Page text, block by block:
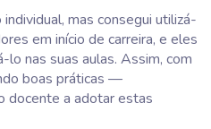
mas consegui utilizá-
em início de carreira, e eles
nas suas aulas. Assim, com
boas práticas —
docente a adotar estas